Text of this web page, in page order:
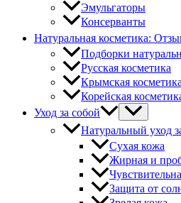
Эмульгаторы
Консерванты
Натуральная косметика:
Подборки
Русская косметика
Крымская косметика
Корейская
Уход за собой
Натуральный уход
Сухая кожа
Жирная и
Защита от